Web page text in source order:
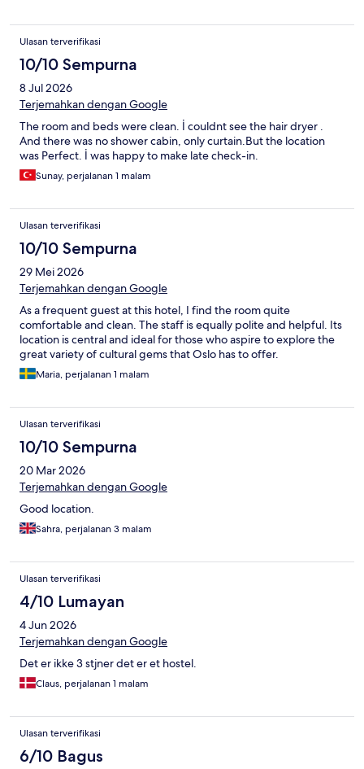
Ulasan terverifikasi
10/10 Sempurna
8 Jul 2026
Terjemahkan dengan Google
The room and beds were clean. İ couldnt see the hair dryer .
And there was no shower cabin, only curtain.But the location
was Perfect. İ was happy to make late check-in.
Sunay, perjalanan 1 malam
Ulasan terverifikasi
10/10 Sempurna
29 Mei 2026
Terjemahkan dengan Google
As a frequent guest at this hotel, I find the room quite
comfortable and clean. The staff is equally polite and helpful. Its
location is central and ideal for those who aspire to explore the
great variety of cultural gems that Oslo has to offer.
Maria, perjalanan 1 malam
Ulasan terverifikasi
10/10 Sempurna
20 Mar 2026
Terjemahkan dengan Google
Good location.
Sahra, perjalanan 3 malam
Ulasan terverifikasi
4/10 Lumayan
4 Jun 2026
Terjemahkan dengan Google
Det er ikke 3 stjner det er et hostel.
Claus, perjalanan 1 malam
Ulasan terverifikasi
6/10 Bagus